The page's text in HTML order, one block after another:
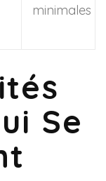
minimales
Se